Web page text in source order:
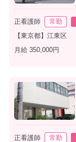
正看護師 常勤
【東京都】江東区
月給 350,000円
正看護師 常勤